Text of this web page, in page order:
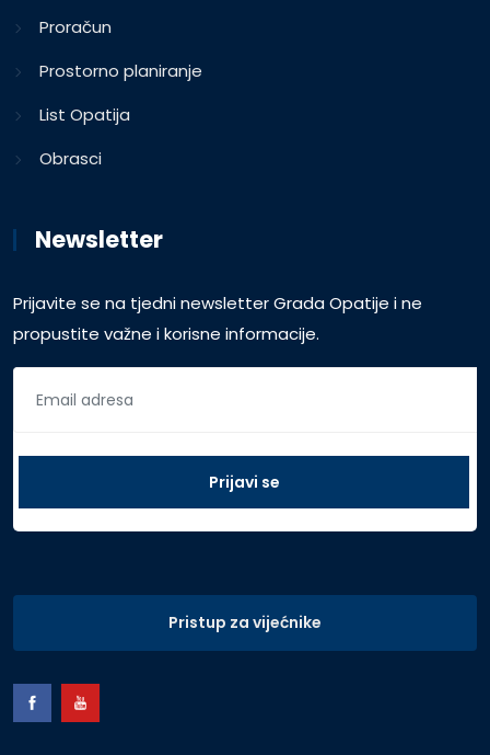
Proračun
Prostorno planiranje
List Opatija
Obrasci
Newsletter
Prijavite se na tjedni newsletter Grada Opatije i ne
propustite važne i korisne informacije.
Pristup za vijećnike